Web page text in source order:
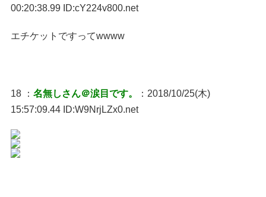
00:20:38.99 ID:cY224v800.net
エチケットですってwwww
18 ： 名無しさん＠涙目です。
：2018/10/25(木)
15:57:09.44 ID:W9NrjLZx0.net